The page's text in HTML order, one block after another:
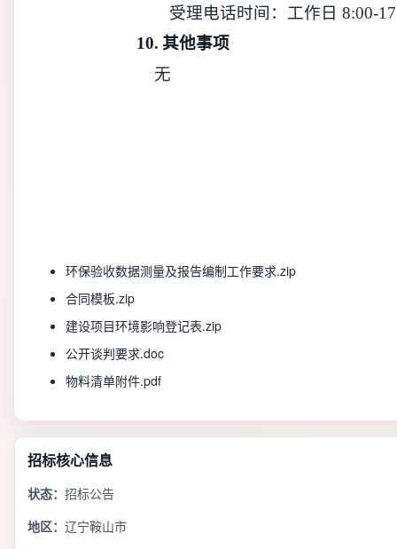
受理电话时间：工作日 8:00-
10. 其他事项
无
环保验收数据测量及报告编制工作要求.zip
合同模板.zip
建设项目环境影响登记表.zip
公开谈判要求.doc
物料清单附件.pdf
招标核心信息
状态： 招标公告
地区： 辽宁鞍山市